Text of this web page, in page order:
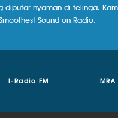
diputar nyaman di telinga.
Sound on Radio.
I-Radio FM